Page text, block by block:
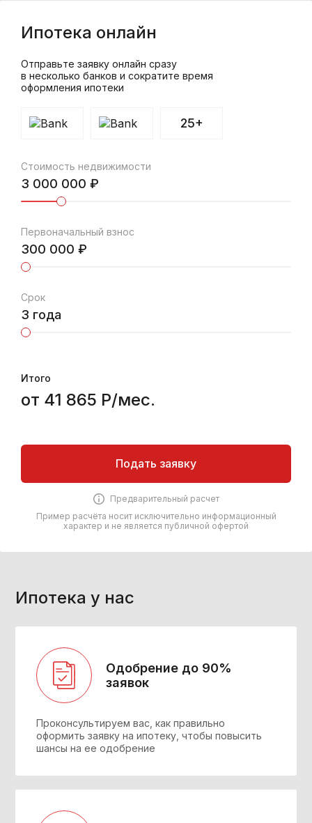
Ипотека онлайн
Отправьте заявку онлайн сразу
в несколько банков и сократите время
оформления ипотеки
25+
Стоимость недвижимости
3 000 000
Первоначальный взнос
300 000
Срок
3 года
Итого
от 41 865 Р/мес.
Подать заявку
Предварительный расчет
Пример расчёта носит исключительно информационный
характер и не является публичной офертой
Ипотека у нас
Одобрение до 90%
заявок
Проконсультируем вас, как правильно
оформить заявку на ипотеку, чтобы повысить
шансы на ее одобрение